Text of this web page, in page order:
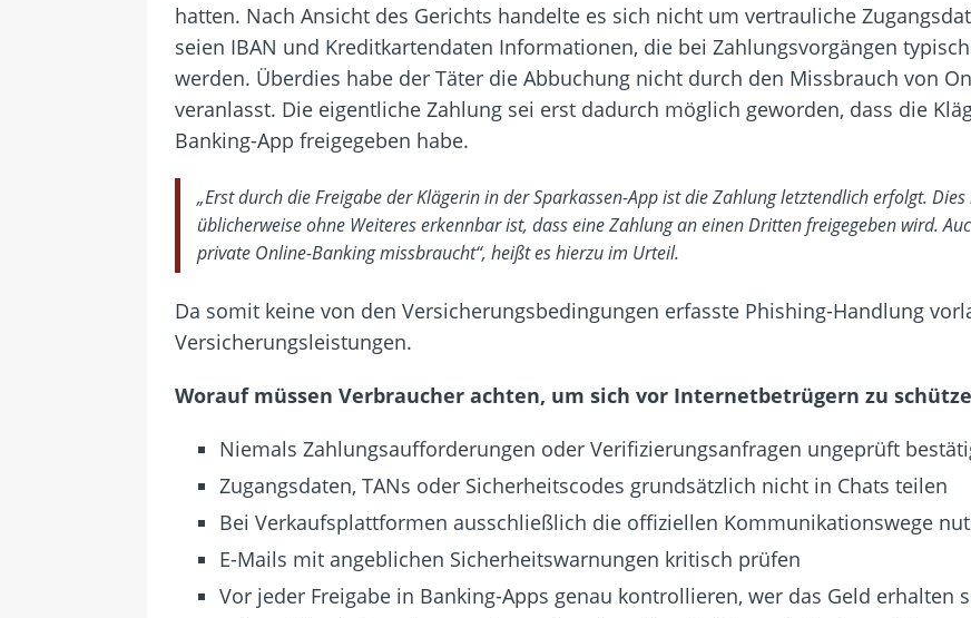
hatten. Nach Ansicht des Gerichts handelte es sich nicht um vertrauliche
seien IBAN und Kreditkartendaten Informationen, die bei Zahlungsvorgängen
werden. Überdies habe der Täter die Abbuchung nicht durch den Missbrauch von
veranlasst. Die eigentliche Zahlung sei erst dadurch möglich geworden, dass die
Banking-App freigegeben habe.
„Erst durch die Freigabe der Klägerin in der Sparkassen-App ist die Zahlung letztendlich erfolgt.
üblicherweise ohne Weiteres erkennbar ist, dass eine Zahlung an einen Dritten freigegeben wird.
private Online-Banking missbraucht“, heißt es hierzu im Urteil.
Da somit keine von den Versicherungsbedingungen erfasste Phishing-Handlung
Versicherungsleistungen.
Worauf müssen Verbraucher achten, um sich vor Internetbetrügern zu
Niemals Zahlungsaufforderungen oder Verifizierungsanfragen ungeprüft
Zugangsdaten, TANs oder Sicherheitscodes grundsätzlich nicht in Chats teilen
Bei Verkaufsplattformen ausschließlich die offiziellen Kommunikationswege
E-Mails mit angeblichen Sicherheitswarnungen kritisch prüfen
Vor jeder Freigabe in Banking-Apps genau kontrollieren, wer das Geld erhalten